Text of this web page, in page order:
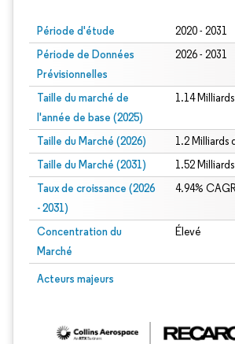
Période d'étude 2020 - 2031
Période de Données
Prévisionnelles
2026 - 2031
Taille du marché de
l'année de base (2025)
1.14
Taille du Marché (2026) 1.2 Milliards
Taille du Marché (2031) 1.52
Taux de croissance (2026
- 2031)
4.94%
Concentration du
Marché
Élevé
Acteurs majeurs
Image © Mordor Intelligence. La réutilisation